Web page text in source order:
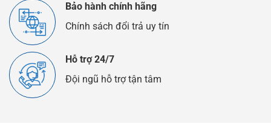
Bảo hành chính hãng
Chính sách đổi trả uy tín
Hỗ trợ 24/7
Đội ngũ hỗ trợ tận tâm